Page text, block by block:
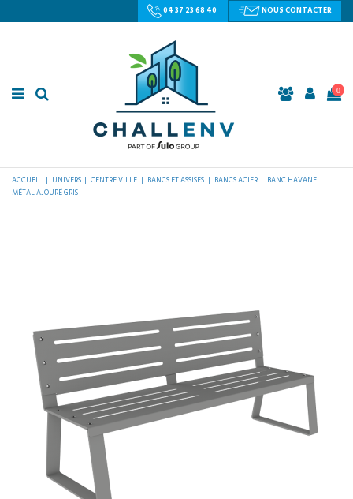
04 37 23 68 40 NOUS CONTACTER
0
ACCUEIL UNIVERS CENTRE VILLE BANCS ET ASSISES BANCS ACIER
BANC HAVANE
MÉTAL AJOURÉ GRIS